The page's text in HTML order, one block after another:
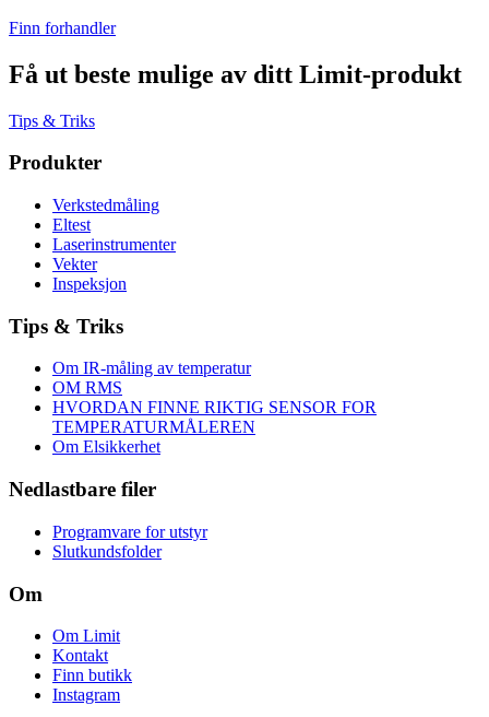
Finn forhandler
Få ut beste mulige av ditt Limit-produkt
Tips & Triks
Produkter
Verkstedmåling
Eltest
Laserinstrumenter
Vekter
Inspeksjon
Tips & Triks
Om IR-måling av temperatur
OM RMS
HVORDAN FINNE RIKTIG SENSOR FOR
TEMPERATURMÅLEREN
Om Elsikkerhet
Nedlastbare filer
Programvare for utstyr
Slutkundsfolder
Om
Om Limit
Kontakt
Finn butikk
Instagram